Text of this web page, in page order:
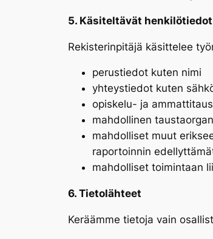
5. Käsiteltävät henkilötiedot
Rekisterinpitäjä käsittelee
perustiedot kuten nimi
yhteystiedot kuten
opiskelu- ja
mahdollinen
mahdolliset muut
raportoinnin
mahdolliset toimintaan
6. Tietolähteet
Keräämme tietoja vain